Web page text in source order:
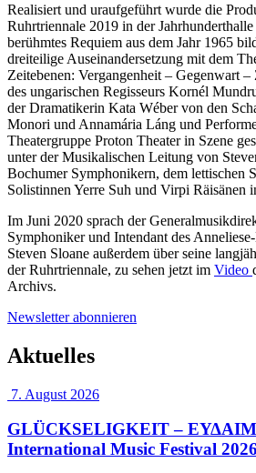
Realisiert und uraufgeführt wurde die
Ruhrtriennale 2019 in der
berühmtes Requiem aus dem Jahr 1965
dreiteilige Auseinandersetzung mit dem
Zeitebenen: Vergangenheit – Gegenwart
des ungarischen Regisseurs Kornél
der Dramatikerin Kata Wéber von den
Monori und Annamária Láng und
Theatergruppe Proton Theater in Szene
unter der Musikalischen Leitung von
Bochumer Symphonikern, dem lettischen
Solistinnen Yerre Suh und Virpi Räisänen
Im Juni 2020 sprach der
Symphoniker und Intendant des
Steven Sloane außerdem über seine
der Ruhrtriennale, zu sehen jetzt im Video
Archivs.
Newsletter abonnieren
Aktuelles
7. August 2026
GLÜCKSELIGKEIT –
International Music Festival 2026